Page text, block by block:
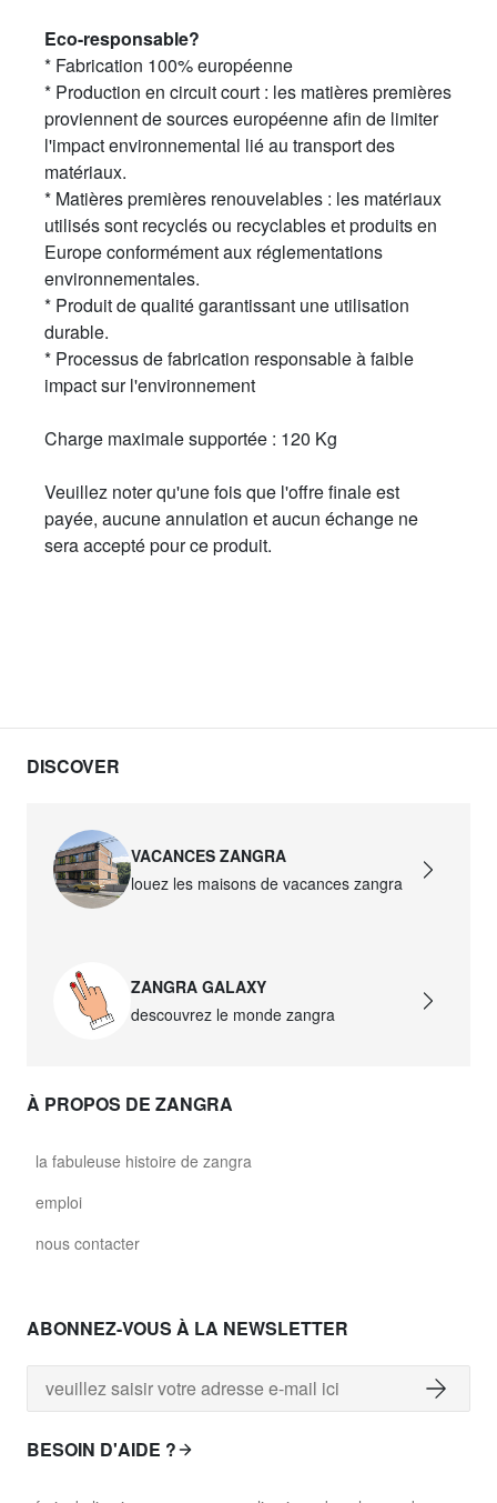
noir
furniture.053.001.pop
pop jaune / orange / rouge
246,00 €
Eco-responsable?
* Fabrication 100% européenne
* Production en circuit court : les matières premières
proviennent de sources européenne afin de limiter
l'impact environnemental lié au transport des
matériaux.
* Matières premières renouvelables : les matériaux
utilisés sont recyclés ou recyclables et produits en
Europe conformément aux réglementations
environnementales.
* Produit de qualité garantissant une utilisation
durable.
* Processus de fabrication responsable à faible
impact sur l'environnement
Charge maximale supportée : 120 Kg
Veuillez noter qu'une fois que l'offre finale est
payée, aucune annulation et aucun échange ne
sera accepté pour ce produit.
DISCOVER
VACANCES ZANGRA
louez les maisons de vacances zangra
ZANGRA GALAXY
descouvrez le monde zangra
À PROPOS DE ZANGRA
la fabuleuse histoire de zangra
emploi
nous contacter
ABONNEZ-VOUS À LA NEWSLETTER
BESOIN D'AIDE ?